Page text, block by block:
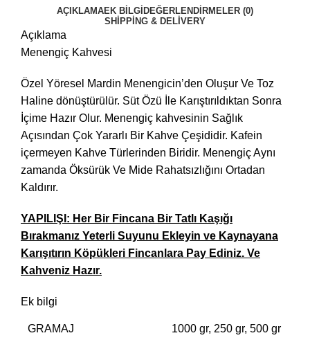
AÇIKLAMAEK BILGI DEĞERLENDIRMELER (0)
SHIPPING & DELIVERY
Açıklama
Menengiç Kahvesi
Özel Yöresel Mardin Menengicin’den Oluşur Ve Toz
Haline dönüştürülür. Süt Özü İle Karıştırıldıktan Sonra
İçime Hazır Olur. Menengiç kahvesinin Sağlık
Açısından Çok Yararlı Bir Kahve Çeşididir. Kafein
içermeyen Kahve Türlerinden Biridir. Menengiç Aynı
zamanda Öksürük Ve Mide Rahatsızlığını Ortadan
Kaldırır.
YAPILIŞI: Her Bir Fincana Bir Tatlı Kaşığı
Bırakmanız Yeterli Suyunu Ekleyin ve Kaynayana
Karışıtırın Köpükleri Fincanlara Pay Ediniz. Ve
Kahveniz Hazır.
Ek bilgi
GRAMAJ 1000 gr, 250 gr, 500 gr